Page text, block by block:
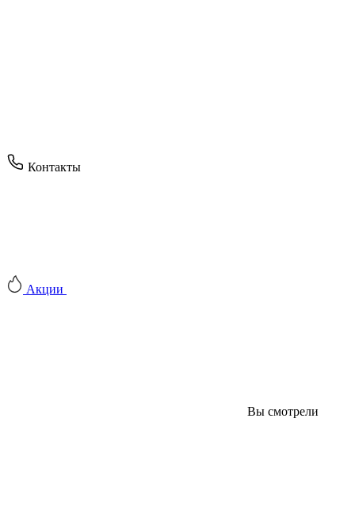
Контакты
Акции
Вы смотрели